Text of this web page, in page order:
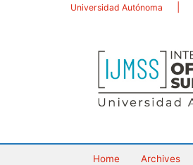
Universidad Autónoma
Home Archives